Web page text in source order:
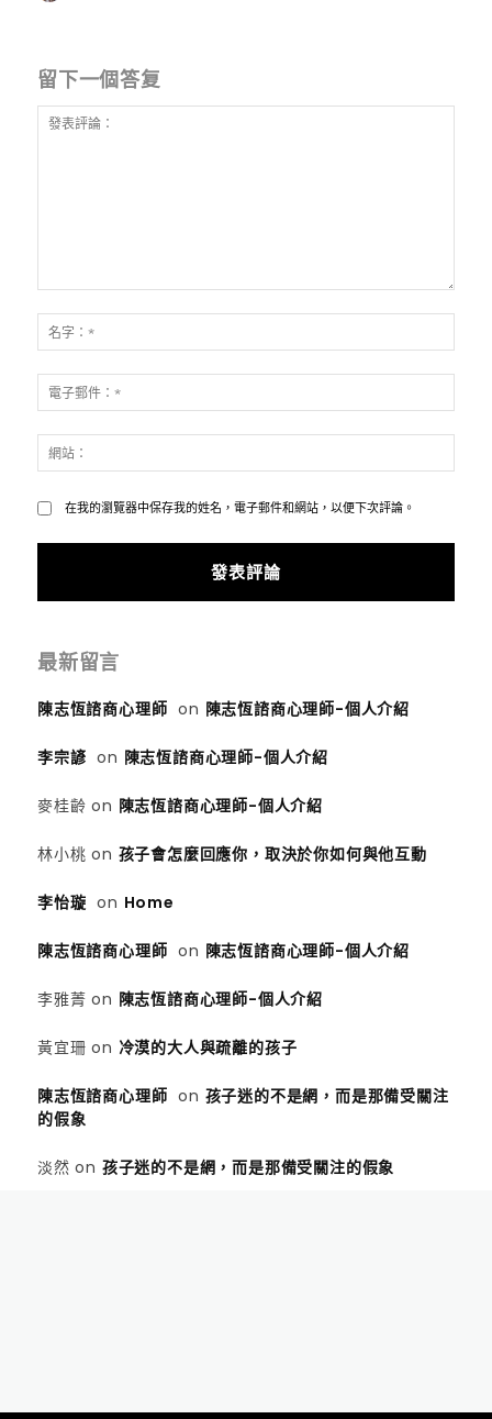
留下一個答复
表
評
論：
字：
*
子
郵
*站：
在我的瀏覽器中保存我的姓名，電子郵件和網站，以便下次評論。
最新留言
陳志恆諮商心理師 on 陳志恆諮商心理師-個人介紹
李宗諺 on 陳志恆諮商心理師-個人介紹
麥桂齡 on 陳志恆諮商心理師-個人介紹
林小桃 on 孩子會怎麼回應你，取決於你如何與他互動
李怡璇 on Home
陳志恆諮商心理師 on 陳志恆諮商心理師-個人介紹
李雅菁 on 陳志恆諮商心理師-個人介紹
黃宜珊 on 冷漠的大人與疏離的孩子
陳志恆諮商心理師 on 孩子迷的不是網，而是那備受關注
的假象
淡然 on 孩子迷的不是網，而是那備受關注的假象